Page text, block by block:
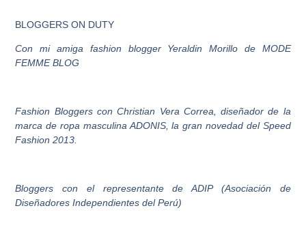
BLOGGERS ON DUTY
Con mi amiga fashion blogger Yeraldin Morillo de MODE
FEMME BLOG
Fashion Bloggers con Christian Vera Correa, diseñador de la
marca de ropa masculina ADONIS, la gran novedad del Speed
Fashion 2013.
Bloggers con el representante de ADIP (Asociación de
Diseñadores Independientes del Perú)